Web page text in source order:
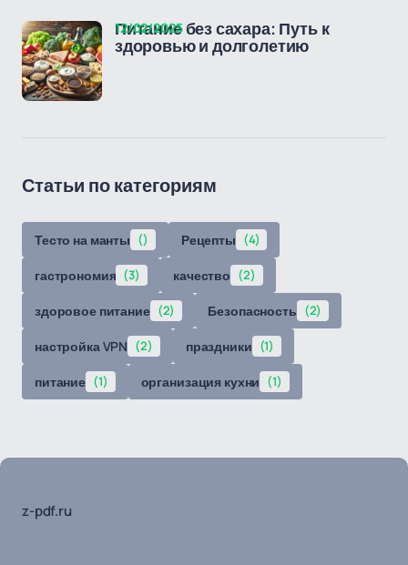
Питание без сахара: Путь к
здоровью и долголетию
12/02/2025
Статьи по категориям
Тесто на манты () Рецепты (4)
гастрономия (3) качество (2)
здоровое питание (2) Безопасность (2)
настройка VPN (2) праздники (1)
питание (1) организация кухни (1)
z-pdf.ru